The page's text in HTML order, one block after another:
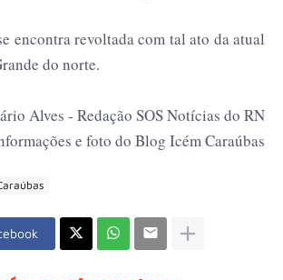
encontra revoltada com tal ato da atual
do norte.
Alves - Redação SOS Notícias do RN
e foto do Blog Icém Caraúbas